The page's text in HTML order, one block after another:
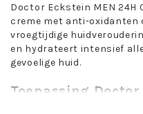
Doctor Eckstein MEN 24H
creme met anti-oxidanten
vroegtijdige
en hydrateert intensief
gevoelige huid.
Toepassing